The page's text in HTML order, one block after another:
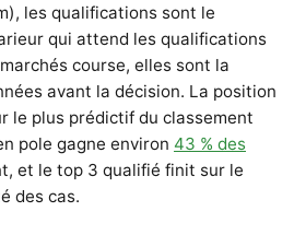
les qualifications sont le
qui attend les qualifications
course, elles sont la
avant la décision. La position
le plus prédictif du classement
pole gagne environ 43 % des
et le top 3 qualifié finit sur le
des cas.